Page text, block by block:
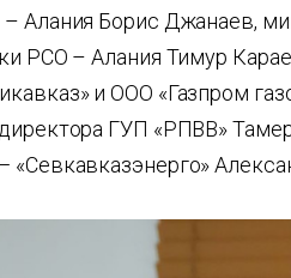
Алания Борис Джанаев,
РСО – Алания Тимур
и ООО «Газпром
ГУП «РПВВ»